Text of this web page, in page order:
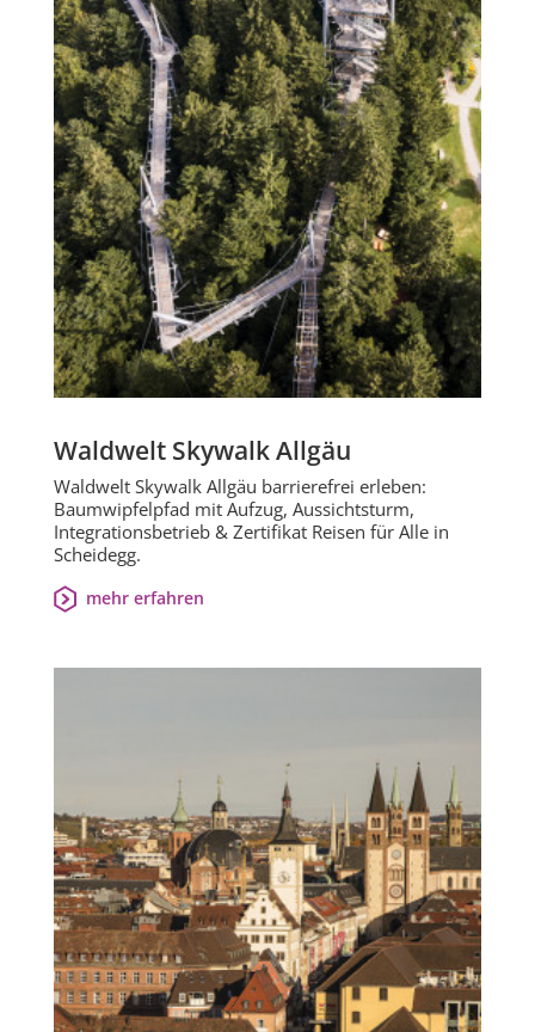
Waldwelt Skywalk Allgäu
Waldwelt Skywalk Allgäu barrierefrei erleben:
Baumwipfelpfad mit Aufzug, Aussichtsturm,
Integrationsbetrieb & Zertifikat Reisen für Alle in
Scheidegg.
mehr erfahren